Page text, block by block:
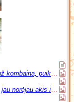
puikus į…
norėjau akis iš…